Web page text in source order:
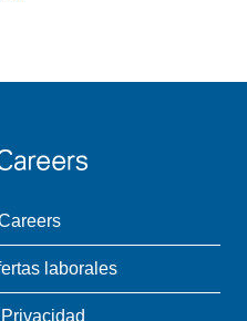
laborales